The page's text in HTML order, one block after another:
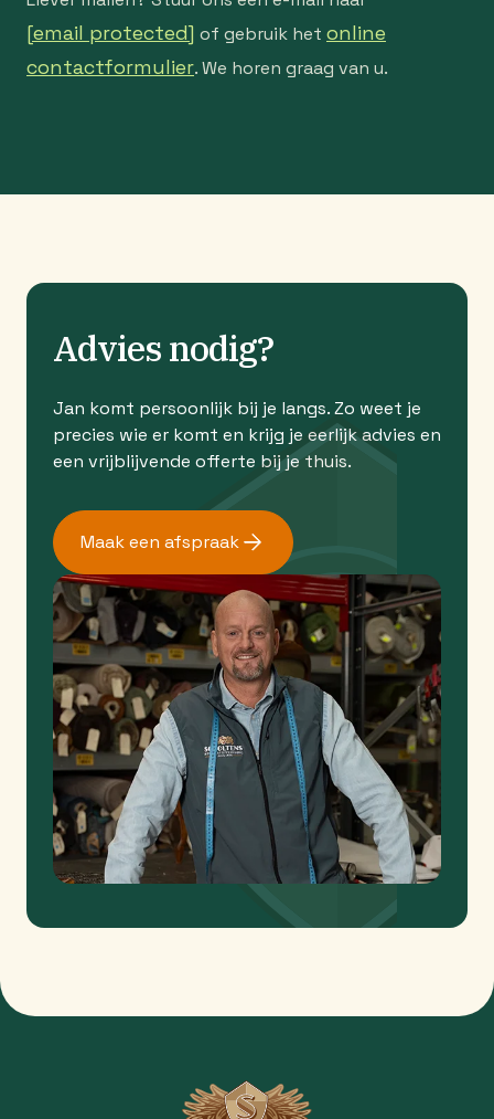
[email protected] of gebruik het online
contactformulier. We horen graag van u.
Advies nodig?
Jan komt persoonlijk bij je langs. Zo weet je
precies wie er komt en krijg je eerlijk advies en
een vrijblijvende offerte bij je thuis.
Maak een afspraak